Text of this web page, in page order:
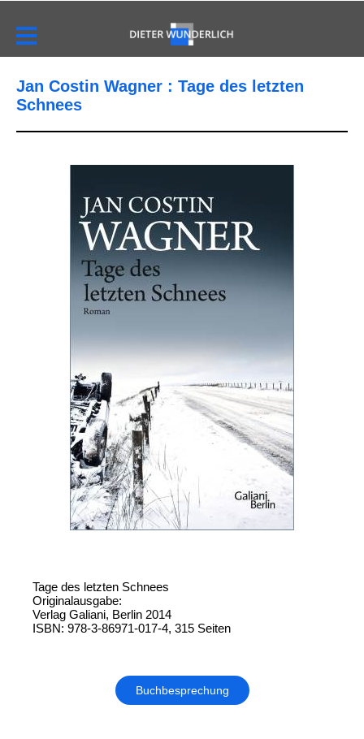
Jan Costin Wagner : Tage des letzten
Schnees
Tage des letzten Schnees
Originalausgabe:
Verlag Galiani, Berlin 2014
ISBN: 978-3-86971-017-4, 315 Seiten
Buchbesprechung